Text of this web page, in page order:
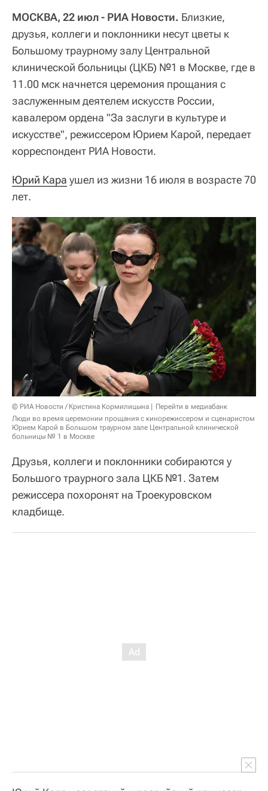
МОСКВА, 22 июл - РИА Новости. Близкие,
друзья, коллеги и поклонники несут цветы к
Большому траурному залу Центральной
клинической больницы (ЦКБ) №1 в Москве, где в
11.00 мск начнется церемония прощания с
заслуженным деятелем искусств России,
кавалером ордена "За заслуги в культуре и
искусстве", режиссером Юрием Карой, передает
корреспондент РИА Новости.
Юрий Кара ушел из жизни 16 июля в возрасте 70
лет.
© РИА Новости / Кристина Кормилицына
Перейти в медиабанк
Люди во время церемонии прощания с кинорежиссером и сценаристом
Юрием Карой в Большом траурном зале Центральной клинической
больницы № 1 в Москве
Друзья, коллеги и поклонники собираются у
Большого траурного зала ЦКБ №1. Затем
режиссера похоронят на Троекуровском
кладбище.